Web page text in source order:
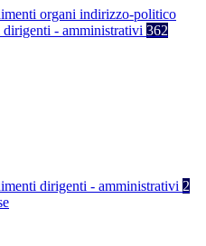
organi indirizzo-politico
- amministrativi 362
dirigenti - amministrativi 2